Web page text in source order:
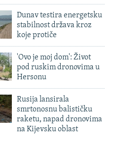
Dunav testira energetsku
stabilnost država kroz
koje protiče
'Ovo je moj dom': Život
pod ruskim dronovima u
Hersonu
Rusija lansirala
smrtonosnu balističku
raketu, napad dronovima
na Kijevsku oblast